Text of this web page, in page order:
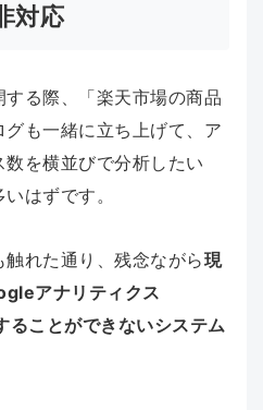
対応
る際、「楽天市場の商品
も一緒に立ち上げて、ア
を横並びで分析したい
はずです。
れた通り、残念ながら現
アナリティクス
ることができないシステム